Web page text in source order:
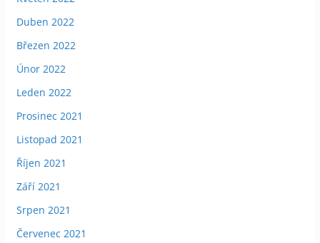
Duben 2022
Březen 2022
Únor 2022
Leden 2022
Prosinec 2021
Listopad 2021
Říjen 2021
Září 2021
Srpen 2021
Červenec 2021